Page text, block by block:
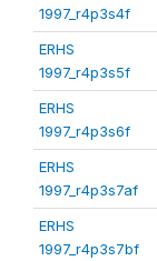
1997_r4p3s4f
ERHS
1997_r4p3s5f
ERHS
1997_r4p3s6f
ERHS
1997_r4p3s7af
ERHS
1997_r4p3s7bf